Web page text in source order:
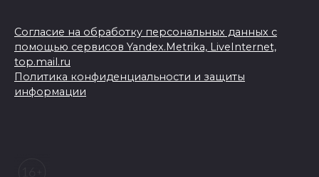
Согласие на обработку персональных данных с
помощью сервисов Yandex.Metrika, LiveInternet,
top.mail.ru
Политика конфиденциальности и защиты
информации